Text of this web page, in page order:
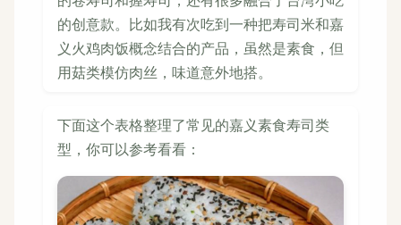
的创意款。比如我有次吃到一种把寿司米和嘉
义火鸡肉饭概念结合的产品，虽然是素食，但
用菇类模仿肉丝，味道意外地搭。
下面这个表格整理了常见的嘉义素食寿司类
型，你可以参考看看：